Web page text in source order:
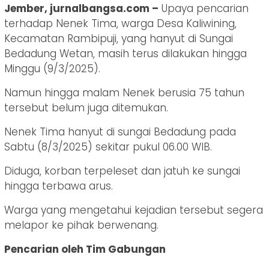
Jember, jurnalbangsa.com – Upaya pencarian
terhadap Nenek Tima, warga Desa Kaliwining,
Kecamatan Rambipuji, yang hanyut di Sungai
Bedadung Wetan, masih terus dilakukan hingga
Minggu (9/3/2025).
Namun hingga malam Nenek berusia 75 tahun
tersebut belum juga ditemukan.
Nenek Tima hanyut di sungai Bedadung pada
Sabtu (8/3/2025) sekitar pukul 06.00 WIB.
Diduga, korban terpeleset dan jatuh ke sungai
hingga terbawa arus.
Warga yang mengetahui kejadian tersebut segera
melapor ke pihak berwenang.
Pencarian oleh Tim Gabungan